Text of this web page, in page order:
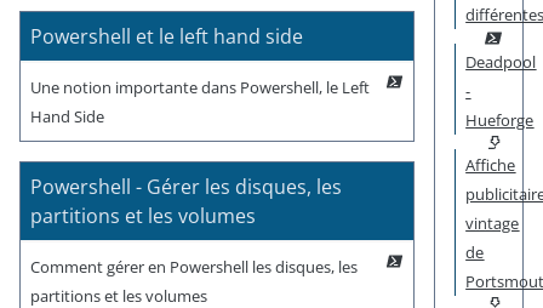
Powershell et le left hand side
Une notion importante dans Powershell, le Left
Hand Side
Powershell - Gérer les disques, les
partitions et les volumes
Comment gérer en Powershell les disques, les
partitions et les volumes
Deadpool
-
Hueforge
Affiche
vintage
de